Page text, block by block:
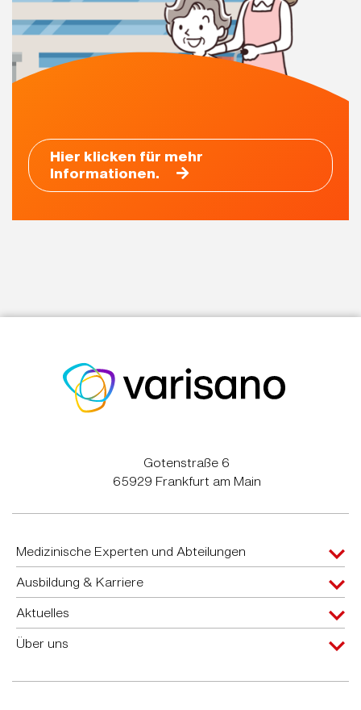
Hier klicken für mehr
Informationen.
Gotenstraße 6
65929 Frankfurt am Main
Medizinische Experten und Abteilungen
Ausbildung & Karriere
Aktuelles
Über uns